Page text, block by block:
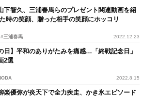
下智久、三浦春馬らのプレゼント関連動画を紹
時の笑顔、贈った相手の笑顔にホッコリ
#三浦春馬 2022.12.23
日】平和のありがたみを痛感…「終戦記念日」
2選
2022.8.15
楽優弥が炎天下で全力疾走、かき氷エピソード